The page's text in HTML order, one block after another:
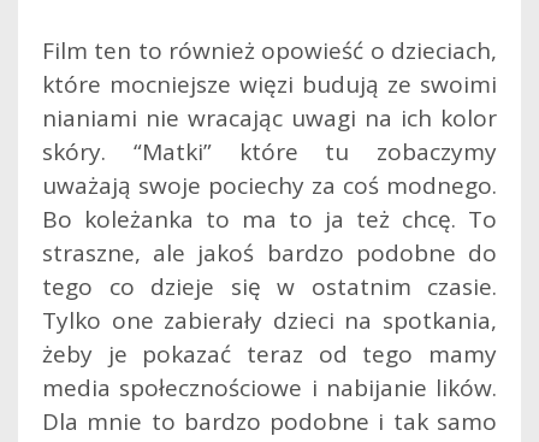
Film ten to również opowieść o dzieciach,
które mocniejsze więzi budują ze swoimi
nianiami nie wracając uwagi na ich kolor
skóry. “Matki” które tu zobaczymy
uważają swoje pociechy za coś modnego.
Bo koleżanka to ma to ja też chcę. To
straszne, ale jakoś bardzo podobne do
tego co dzieje się w ostatnim czasie.
Tylko one zabierały dzieci na spotkania,
żeby je pokazać teraz od tego mamy
media społecznościowe i nabijanie lików.
Dla mnie to bardzo podobne i tak samo